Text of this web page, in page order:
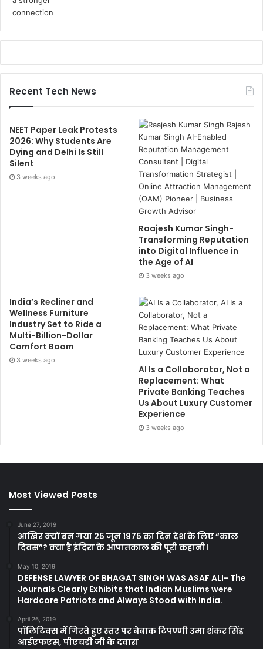
Recent Tech News
NEET Paper Leak Protests
2026: Why Students Are
Dying and Delhi Is Still
Silent
3 weeks ago
Raajesh Kumar Singh-
Transforming Reputation
into Digital Influence in
the Age of AI
3 weeks ago
India’s Recliner and
Wellness Furniture
Industry Set to Ride a
Multi-Billion-Dollar
Comfort Boom
3 weeks ago
AI Is a Collaborator, Not a
Replacement: What
Private Banking Teaches
Us About Luxury Customer
Experience
3 weeks ago
Most Viewed Posts
June 27, 2019
आखिर क्यों बन गया 25 जून 1975 का दिन देश के लिए “काल
दिवस”? क्या है इंदिरा के आपातकाल की पूरी कहानी।
May 10, 2019
DEFENSE LAWYER OF BHAGAT SINGH WAS ASAF ALI- The
Journals Clearly Exhibits that Indian Muslims were
Hardcore Patriots and Always Stood with India.
April 26, 2019
पॉलिटिक्स में गिरते हुए स्तर पर बेबाक टिपण्णी उमा शंकर सिंह
आईएफएस, पीएचडी जी के दवारा